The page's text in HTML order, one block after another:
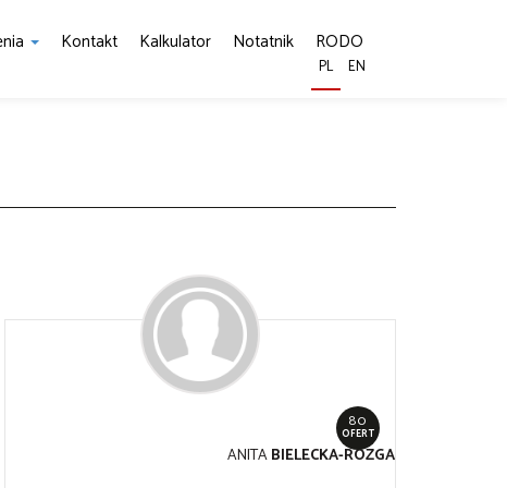
Kontakt Kalkulator Notatnik RODO
PL EN
80
OFERT
ANITABIELECKA-RÓZGA